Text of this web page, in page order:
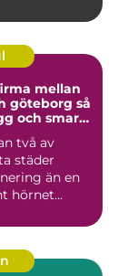
mellan
så
och smart
två av
städer
än en
hörnet...